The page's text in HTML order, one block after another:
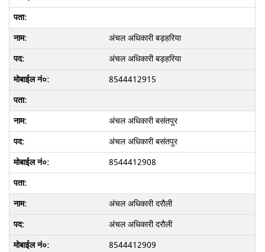
अंचल अधिकारी बड़हरिया
अंचल अधिकारी बड़हरिया
8544412915
अंचल अधिकारी बसंतपुर
अंचल अधिकारी बसंतपुर
8544412908
अंचल अधिकारी दरौली
अंचल अधिकारी दरौली
8544412909